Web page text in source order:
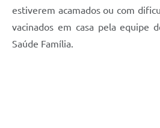
Serviços Online
estiverem acamados ou com
vacinados em casa pela equipe
Saúde Família.